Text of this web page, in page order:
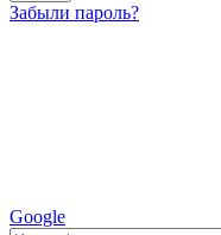
Забыли пароль?
Google